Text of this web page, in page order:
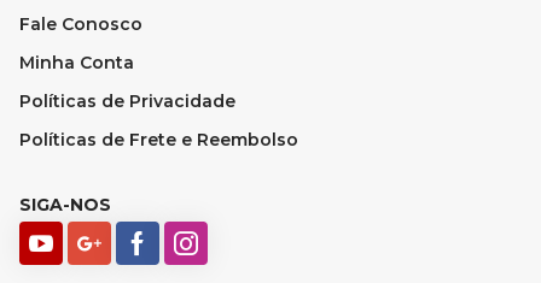
Fale Conosco
Minha Conta
Políticas de Privacidade
Políticas de Frete e Reembolso
SIGA-NOS